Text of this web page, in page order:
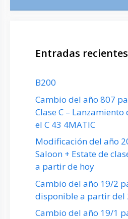
Entradas recientes
B200
Cambio del año 807
Clase C –
el C 43 4MATIC
Modificación del año
Saloon + Estate de
a partir de hoy
Cambio del año 19/2
disponible a partir del
Cambio del año 19/1